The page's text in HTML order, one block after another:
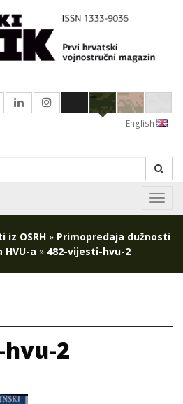
English
iz OSRH » Primopredaja dužnosti
a » 482-vijesti-hvu-2
2